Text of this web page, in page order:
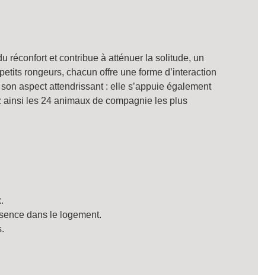
réconfort et contribue à atténuer la solitude, un
rongeurs, chacun offre une forme d’interaction
aspect attendrissant : elle s’appuie également
les 24 animaux de compagnie les plus
dans le logement.